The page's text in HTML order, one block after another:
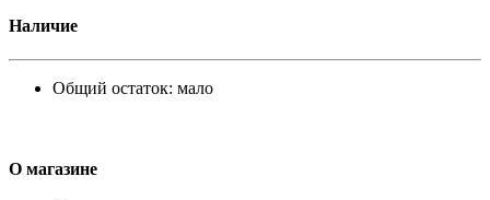
Наличие
Общий остаток: мало
О магазине